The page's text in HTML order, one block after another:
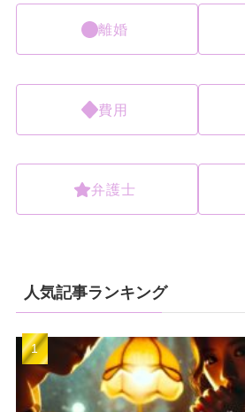
離婚
費用
弁護士
人気記事ランキング